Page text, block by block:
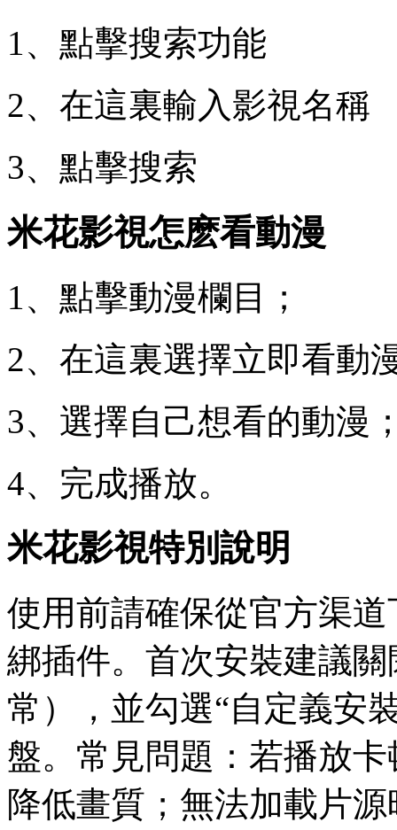
1、點擊搜索功能
2、在這裏輸入影視名稱
3、點擊搜索
米花影視怎麽看動漫
1、點擊動漫欄目；
2、在這裏選擇立即看動
3、選擇自己想看的動漫
4、完成播放。
米花影視特別說明
使用前請確保從官方渠
綁插件。首次安裝建議
常），並勾選“自定義安
盤。常見問題：若播放
降低畫質；無法加載片